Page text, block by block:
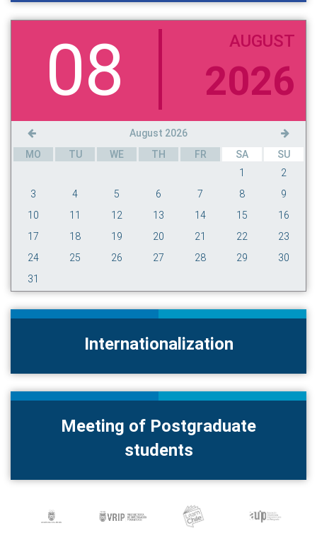
08 AUGUST
2026
August 2026
MO
TU WE TH FR SA
SU
1
2
3
4 5 6 7 8
9
10
11 12 13 14 15
16
17
18 19 20 21 22
23
24
25 26 27 28 29
30
31
Internationalization
Meeting of Postgraduate
students